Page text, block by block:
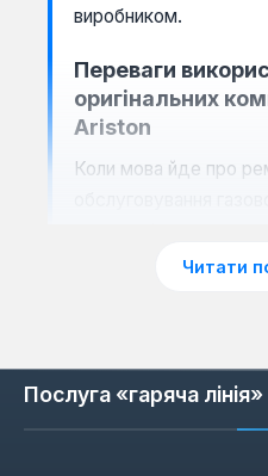
виробником.
Переваги
оригінальних
Ariston
Коли мова йде про
запчастини Ariston
функціональність. Це
Читати
Послуга «гаряча лінія»